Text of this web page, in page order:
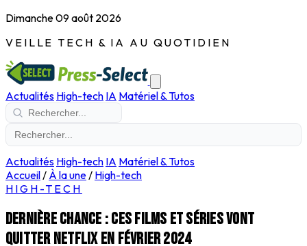
Dimanche 09 août 2026
VEILLE TECH & IA AU QUOTIDIEN
Actualités High-tech IA Matériel & Tutos
Actualités High-tech IA Matériel & Tutos
Accueil/ À la une/ High-tech
HIGH-TECH
Dernière chance : ces films et séries vont
quitter Netflix en février 2024